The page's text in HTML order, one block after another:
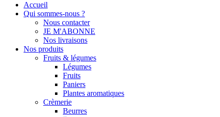
Accueil
Qui sommes-nous ?
Nous contacter
JE M'ABONNE
Nos livraisons
Nos produits
Fruits & légumes
Légumes
Fruits
Paniers
Plantes aromatiques
Crèmerie
Beurres